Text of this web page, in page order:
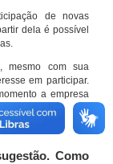
de novas
dela é possível
mesmo com sua
em participar.
a empresa
do site.
Como